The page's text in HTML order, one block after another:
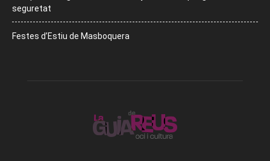
seguretat
Festes d’Estiu de Masboquera